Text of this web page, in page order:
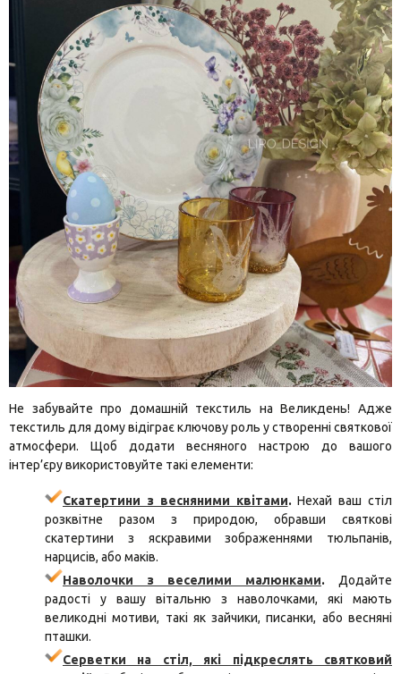
Не забувайте про домашній текстиль на Великдень! Адже
текстиль для дому відіграє ключову роль у створенні святкової
атмосфери. Щоб додати весняного настрою до вашого
інтер’єру використовуйте такі елементи:
Скатертини з весняними квітами.Нехай ваш стіл
розквітне разом з природою, обравши святкові
скатертини з яскравими зображеннями тюльпанів,
нарцисів, або маків.
Наволочки з веселими малюнками. Додайте
радості у вашу вітальню з наволочками, які мають
великодні мотиви, такі як зайчики, писанки, або весняні
пташки.
Серветки на стіл, які підкреслять святковий